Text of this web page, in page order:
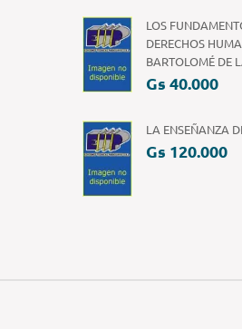
LOS
DERECHOS
BARTOLOMÉ DE
Gs 40.000
LA ENSEÑANZA
Gs 120.000